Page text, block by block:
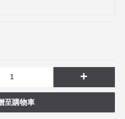
+
至購物車